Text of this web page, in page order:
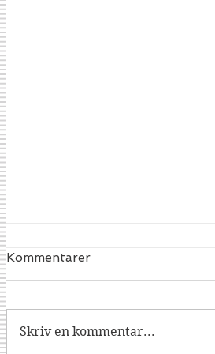
Dracorex
Kommentarer
Skriv en kommentar...